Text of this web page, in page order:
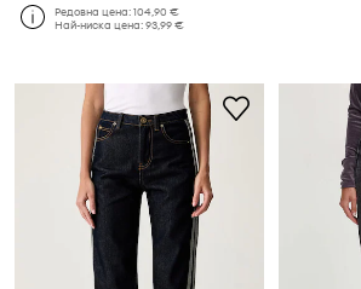
Редовна цена:104,90 €
Най-ниска цена:93,99 €